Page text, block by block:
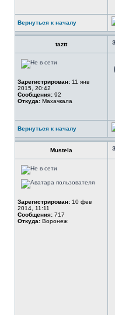
Вернуться к началу
taztt
Зарегистрирован: 11 янв
2015, 20:42
Сообщения: 92
Откуда: Махачкала
Вернуться к началу
Mustela
Зарегистрирован: 10 фев
2014, 11:11
Сообщения: 717
Откуда: Воронеж